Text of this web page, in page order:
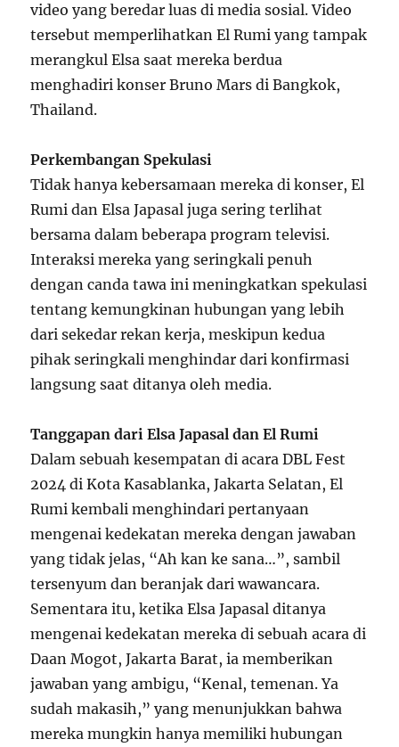
video yang beredar luas di media sosial. Video
tersebut memperlihatkan El Rumi yang tampak
merangkul Elsa saat mereka berdua
menghadiri konser Bruno Mars di Bangkok,
Thailand.
Perkembangan Spekulasi
Tidak hanya kebersamaan mereka di konser, El
Rumi dan Elsa Japasal juga sering terlihat
bersama dalam beberapa program televisi.
Interaksi mereka yang seringkali penuh
dengan canda tawa ini meningkatkan spekulasi
tentang kemungkinan hubungan yang lebih
dari sekedar rekan kerja, meskipun kedua
pihak seringkali menghindar dari konfirmasi
langsung saat ditanya oleh media.
Tanggapan dari Elsa Japasal dan El Rumi
Dalam sebuah kesempatan di acara DBL Fest
2024 di Kota Kasablanka, Jakarta Selatan, El
Rumi kembali menghindari pertanyaan
mengenai kedekatan mereka dengan jawaban
yang tidak jelas, “Ah kan ke sana…”, sambil
tersenyum dan beranjak dari wawancara.
Sementara itu, ketika Elsa Japasal ditanya
mengenai kedekatan mereka di sebuah acara di
Daan Mogot, Jakarta Barat, ia memberikan
jawaban yang ambigu, “Kenal, temenan. Ya
sudah makasih,” yang menunjukkan bahwa
mereka mungkin hanya memiliki hubungan